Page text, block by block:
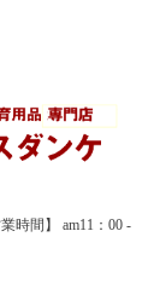
時間】 am11：00 -